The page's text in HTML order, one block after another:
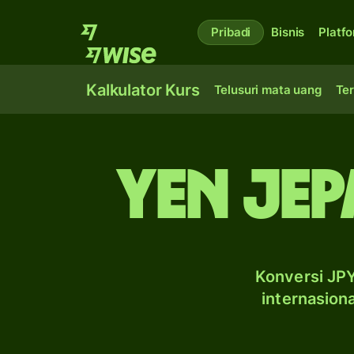
Pribadi Bisnis
Kalkulator Kurs Telusuri mata uang
yen
Konversi